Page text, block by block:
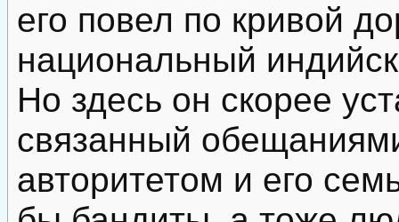
его повел по кривой
национальный
Но здесь он скорее
связанный
авторитетом и его